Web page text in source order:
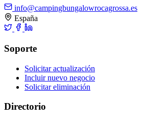
info@campingbungalowrocagrossa.es
España
Soporte
Solicitar actualización
Incluir nuevo negocio
Solicitar eliminación
Directorio